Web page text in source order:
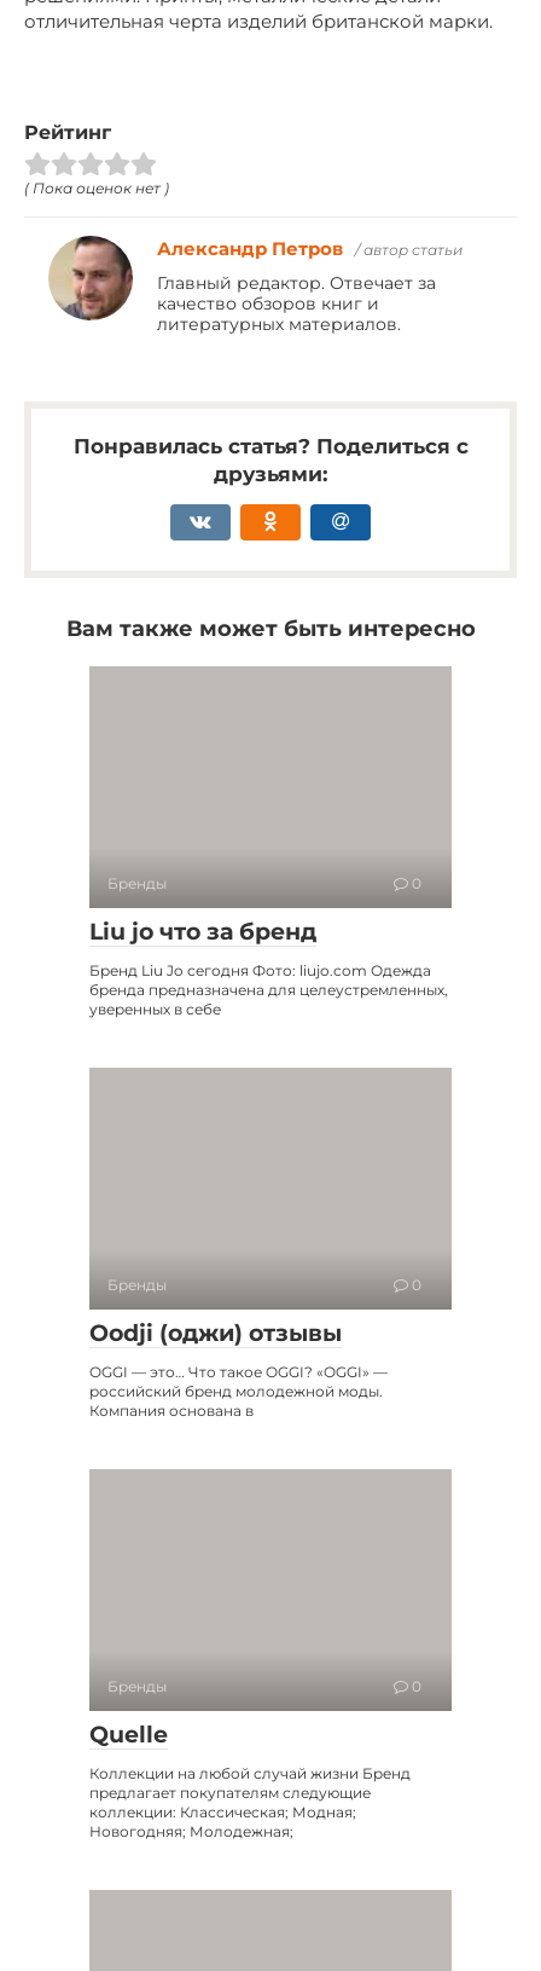
отличительная черта изделий британской марки.
Рейтинг
( Пока оценок нет )
Александр Петров / автор статьи
Главный редактор. Отвечает за
качество обзоров книг и
литературных материалов.
Понравилась статья? Поделиться с
друзьями:
Вам также может быть интересно
Бренды 0
Liu jo что за бренд
Бренд Liu Jo сегодня Фото: liujo.com Одежда
бренда предназначена для целеустремленных,
уверенных в себе
Бренды 0
Oodji (оджи) отзывы
OGGI — это… Что такое OGGI? «OGGI» —
российский бренд молодежной моды.
Компания основана в
Бренды 0
Quelle
Коллекции на любой случай жизни Бренд
предлагает покупателям следующие
коллекции: Классическая; Модная;
Новогодняя; Молодежная;